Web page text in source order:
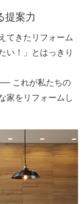
提案力
てきたリフォーム
い！」とはっきり
これが私たちの
家をリフォームし